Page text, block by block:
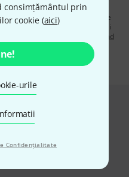
consimțământul prin
cookie (aici)
urile
Confidenţialitate
de acord să primiți publicitate
moment. Puteți găsi informații
în
regulamentul nostru privind
cu Ramburs, Transfer